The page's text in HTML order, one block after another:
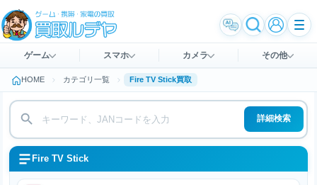
ゲーム スマホ カメラ その他
HOME カテゴリ一覧 Fire TV Stick買取
詳細検索
Fire TV Stick